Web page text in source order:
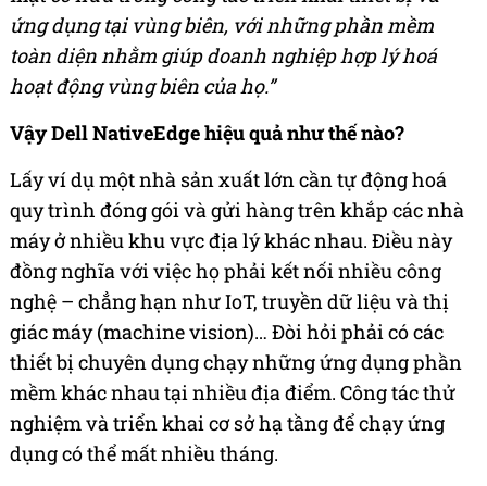
ứng dụng tại vùng biên, với những phần mềm
toàn diện nhằm giúp doanh nghiệp hợp lý hoá
hoạt động vùng biên của họ.”
Vậy Dell NativeEdge hiệu quả như thế nào?
Lấy ví dụ một nhà sản xuất lớn cần tự động hoá
quy trình đóng gói và gửi hàng trên khắp các nhà
máy ở nhiều khu vực địa lý khác nhau. Điều này
đồng nghĩa với việc họ phải kết nối nhiều công
nghệ – chẳng hạn như IoT, truyền dữ liệu và thị
giác máy (machine vision)… Đòi hỏi phải có các
thiết bị chuyên dụng chạy những ứng dụng phần
mềm khác nhau tại nhiều địa điểm. Công tác thử
nghiệm và triển khai cơ sở hạ tầng để chạy ứng
dụng có thể mất nhiều tháng.